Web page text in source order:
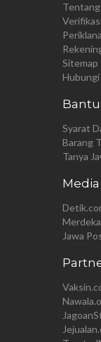
Sitemap
Hubungi
Syarat
Barang
Tanya
Media
Jawa